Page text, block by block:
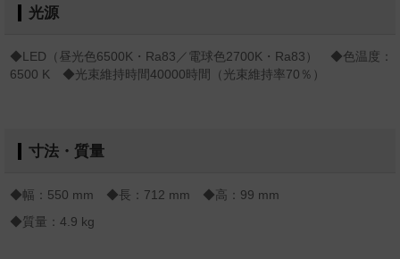
光源
◆LED（昼光色6500K・Ra83／電球色2700K・Ra83） ◆色温度：
6500 K ◆光束維持時間40000時間（光束維持率70％）
寸法・質量
◆幅：550 mm ◆長：712 mm ◆高：99 mm
◆質量：4.9 kg